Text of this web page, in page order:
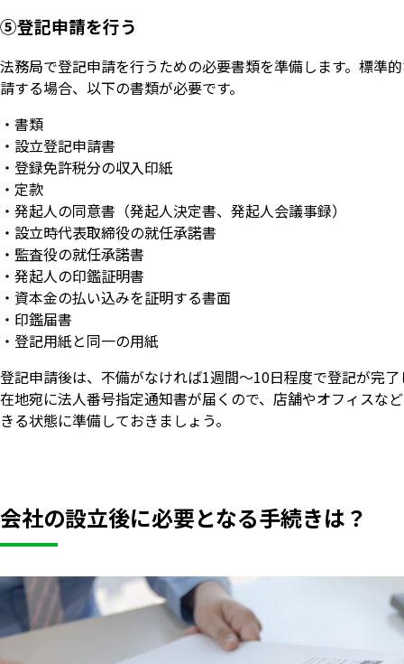
⑤登記申請を行う
法務局で登記申請を行うための必要書類を準備します。標準
請する場合、以下の書類が必要です。
・書類
・設立登記申請書
・登録免許税分の収入印紙
・定款
・発起人の同意書（発起人決定書、発起人会議事録）
・設立時代表取締役の就任承諾書
・監査役の就任承諾書
・発起人の印鑑証明書
・資本金の払い込みを証明する書面
・印鑑届書
・登記用紙と同一の用紙
登記申請後は、不備がなければ1週間～10日程度で登記が完
在地宛に法人番号指定通知書が届くので、店舗やオフィスな
きる状態に準備しておきましょう。
会社の設立後に必要となる手続きは？